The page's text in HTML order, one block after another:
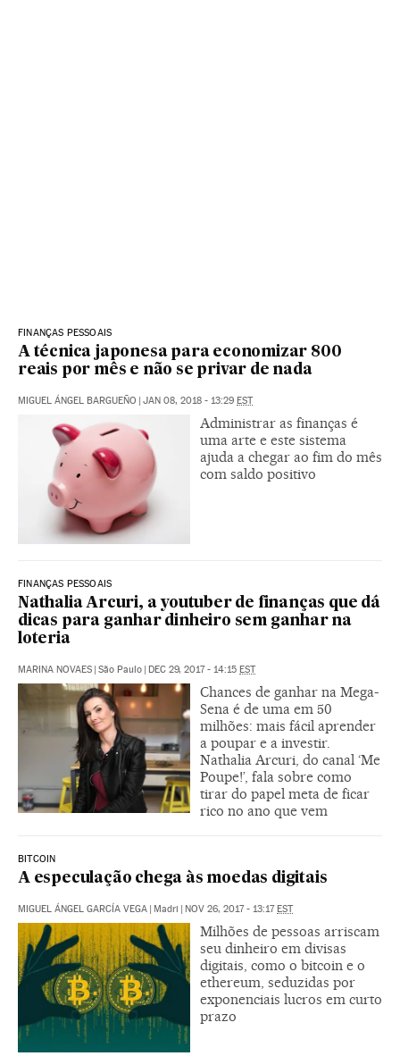
FINANÇAS PESSOAIS
A técnica japonesa para economizar 800
reais por mês e não se privar de nada
MIGUEL ÁNGEL BARGUEÑO | JAN 08, 2018 - 13:29 EST
Administrar as finanças é
uma arte e este sistema
ajuda a chegar ao fim do mês
com saldo positivo
FINANÇAS PESSOAIS
Nathalia Arcuri, a youtuber de finanças que dá
dicas para ganhar dinheiro sem ganhar na
loteria
MARINA NOVAES | São Paulo | DEC 29, 2017 - 14:15 EST
Chances de ganhar na Mega-
Sena é de uma em 50
milhões: mais fácil aprender
a poupar e a investir.
Nathalia Arcuri, do canal ‘Me
Poupe!’, fala sobre como
tirar do papel meta de ficar
rico no ano que vem
BITCOIN
A especulação chega às moedas digitais
MIGUEL ÁNGEL GARCÍA VEGA | Madri | NOV 26, 2017 - 13:17EST
Milhões de pessoas arriscam
seu dinheiro em divisas
digitais, como o bitcoin e o
ethereum, seduzidas por
exponenciais lucros em curto
prazo